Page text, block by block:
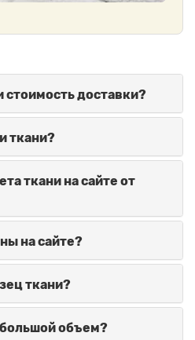
стоимость доставки?
ткани?
ткани на сайте от
на сайте?
ткани?
объем?